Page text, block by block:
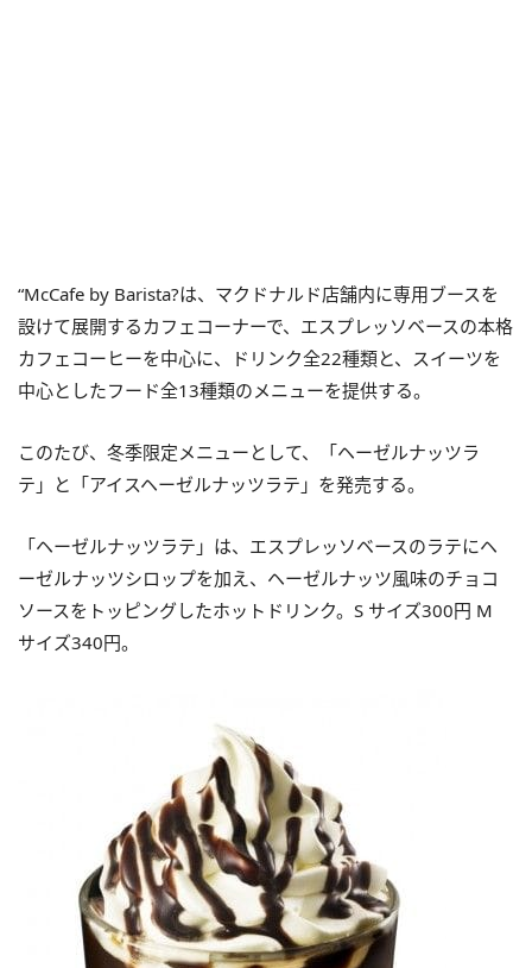
“McCafe by Barista?は、マクドナルド店舗内に専用ブースを
設けて展開するカフェコーナーで、エスプレッソベースの本格
カフェコーヒーを中心に、ドリンク全22種類と、スイーツを
中心としたフード全13種類のメニューを提供する。
このたび、冬季限定メニューとして、「ヘーゼルナッツラ
テ」と「アイスヘーゼルナッツラテ」を発売する。
「ヘーゼルナッツラテ」は、エスプレッソベースのラテにヘ
ーゼルナッツシロップを加え、ヘーゼルナッツ風味のチョコ
ソースをトッピングしたホットドリンク。S サイズ300円 M
サイズ340円。